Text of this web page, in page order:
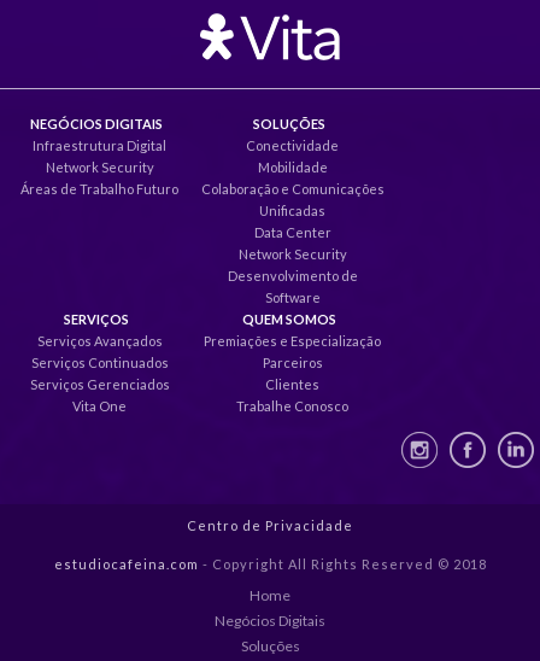
NEGÓCIOS DIGITAIS
Infraestrutura Digital
Network Security
Áreas de Trabalho Futuro
SOLUÇÕES
Conectividade
Mobilidade
Colaboração e Comunicações
Unificadas
Data Center
Network Security
Desenvolvimento de
Software
SERVIÇOS
Serviços Avançados
Serviços Continuados
Serviços Gerenciados
Vita One
QUEM SOMOS
Premiações e Especialização
Parceiros
Clientes
Trabalhe Conosco
Centro de Privacidade
estudiocafeina.com - Copyright All Rights Reserved © 2018
Home
Negócios Digitais
Soluções